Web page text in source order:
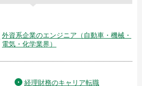
外資系企業のエンジニア（自動車・機械・
電気・化学業界）
経理財務のキャリア転職